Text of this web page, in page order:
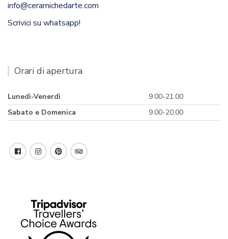
info@ceramichedarte.com
Scrivici su whatsapp!
Orari di apertura
Lunedì-Venerdì
9.00-21.00
Sabato e Domenica
9.00-20.00